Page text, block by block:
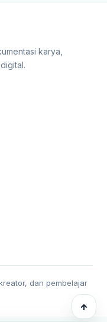
karya,
dan pembelajar
↑